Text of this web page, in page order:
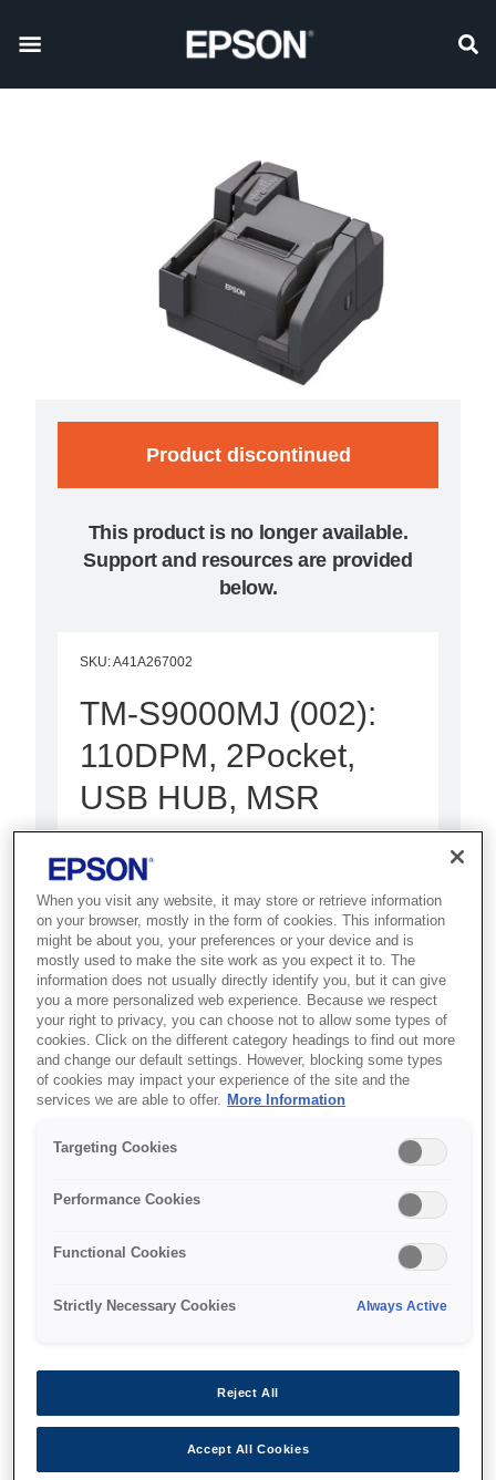
Product discontinued
This product is no longer available.
Support and resources are provided
below.
SKU:A41A267002
TM-S9000MJ (002):
110DPM, 2Pocket,
USB HUB, MSR
institutions that need high-speed,
accurate cheque and document
scanning.
High-speed scanning
MICR accuracy
Dual-pocket sorting
3-in-1 device
When you visit any website, it may store or retrieve information
on your browser, mostly in the form of cookies. This information
might be about you, your preferences or your device and is
mostly used to make the site work as you expect it to. The
information does not usually directly identify you, but it can give
you a more personalized web experience. Because we respect
your right to privacy, you can choose not to allow some types of
cookies. Click on the different category headings to find out more
and change our default settings. However, blocking some types
of cookies may impact your experience of the site and the
services we are able to offer. More Information
Targeting Cookies
Performance Cookies
Functional Cookies
Strictly Necessary Cookies Always Active
Reject All
Accept All Cookies